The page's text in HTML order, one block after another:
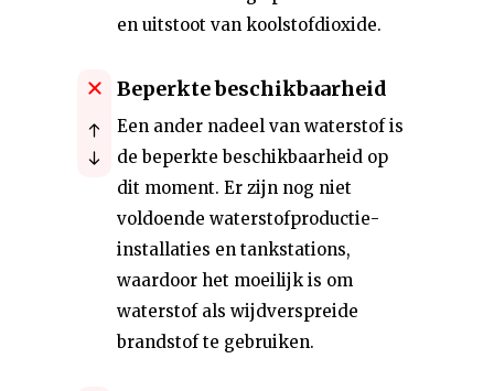
en uitstoot van koolstofdioxide.
Beperkte beschikbaarheid
Een ander nadeel van waterstof is
de beperkte beschikbaarheid op
dit moment. Er zijn nog niet
voldoende waterstofproductie-
installaties en tankstations,
waardoor het moeilijk is om
waterstof als wijdverspreide
brandstof te gebruiken.